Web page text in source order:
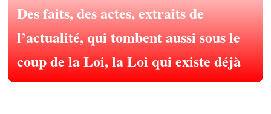
Des faits, des actes, extraits de
l’actualité, qui tombent aussi sous le
coup de la Loi, la Loi qui existe déjà